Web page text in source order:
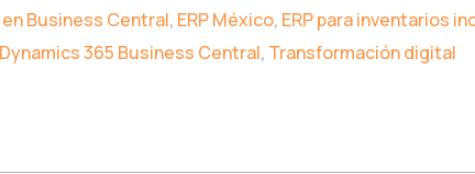
Business Central, ERP México, ERP para inventarios
365 Business Central, Transformación digital